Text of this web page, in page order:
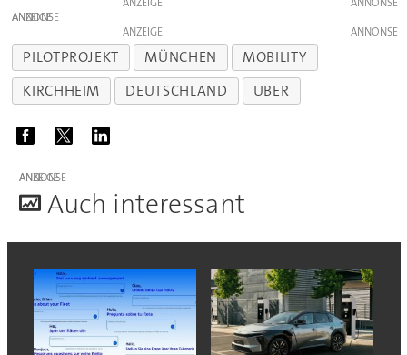
ANZEIGE
ANZEIGE
PILOTPROJEKT MÜNCHEN
MOBILITY
KIRCHHEIM
DEUTSCHLAND UBER
ANZEIGE
Auch interessant